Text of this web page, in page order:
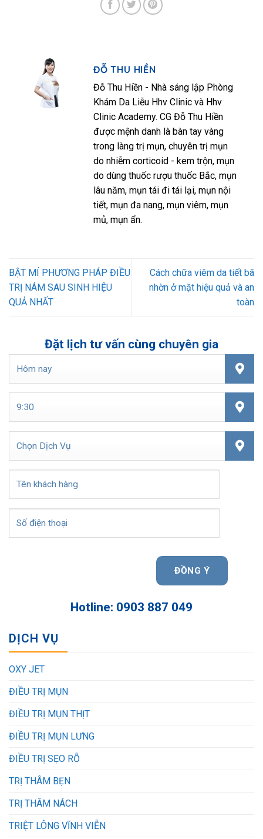
ĐỖ THU HIỀN
Đỗ Thu Hiền - Nhà sáng lập Phòng
Khám Da Liễu Hhv Clinic và Hhv
Clinic Academy. CG Đỗ Thu Hiền
được mệnh danh là bàn tay vàng
trong làng trị mụn, chuyên trị mụn
do nhiễm corticoid - kem trộn, mụn
do dùng thuốc rượu thuốc Bắc, mụn
lâu năm, mụn tái đi tái lại, mụn nội
tiết, mụn đa nang, mụn viêm, mụn
mủ, mụn ẩn.
BẬT MÍ PHƯƠNG PHÁP ĐIỀU
TRỊ NÁM SAU SINH HIỆU
QUẢ NHẤT
Cách chữa viêm da tiết bã
nhờn ở mặt hiệu quả và an
toàn
Đặt lịch tư vấn cùng chuyên gia
Hotline: 0903 887 049
DỊCH VỤ
OXY JET
ĐIỀU TRỊ MỤN
ĐIỀU TRỊ MỤN THỊT
ĐIỀU TRỊ MỤN LƯNG
ĐIỀU TRỊ SẸO RỖ
TRỊ THÂM BẸN
TRỊ THÂM NÁCH
TRIỆT LÔNG VĨNH VIỄN